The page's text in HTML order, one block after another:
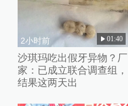
2小时前 01:40
沙琪玛吃出假牙异物？厂
家：已成立联合调查组，
结果这两天出